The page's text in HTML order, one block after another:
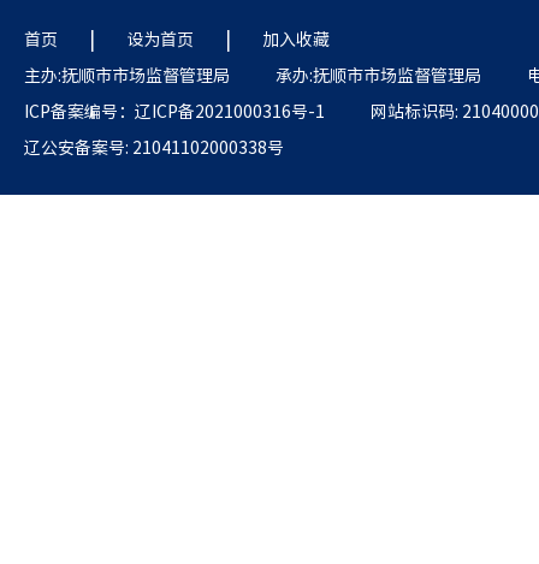
首页 | 设为首页 |
加入收藏
主办:抚顺市市场监督管理局
承办:抚顺市市场监督管理局
ICP备案编号：辽ICP备2021000316号-1
网站标识码:
辽公安备案号: 21041102000338号